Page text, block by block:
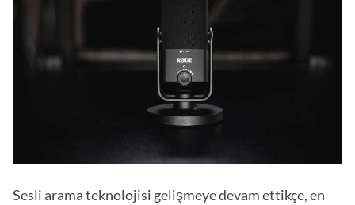
Sesli arama teknolojisi gelişmeye devam ettikçe, en